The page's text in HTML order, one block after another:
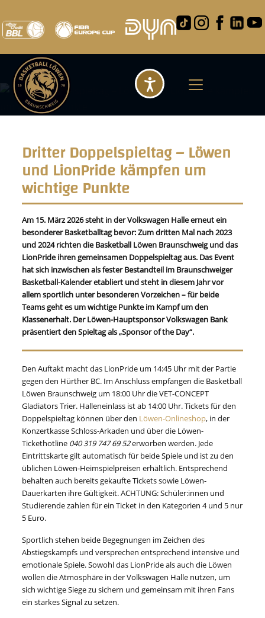
Dritter Doppelspieltag – Löwen
und LionPride kämpfen um
wichtige Punkte
Am 15. März 2026 steht in der Volkswagen Halle erneut ein
besonderer Basketballtag bevor: Zum dritten Mal nach 2023
und 2024 richten die Basketball Löwen Braunschweig und das
LionPride ihren gemeinsamen Doppelspieltag aus. Das Event
hat sich inzwischen als fester Bestandteil im Braunschweiger
Basketball-Kalender etabliert und steht in diesem Jahr vor
allem sportlich unter besonderen Vorzeichen – für beide
Teams geht es um wichtige Punkte im Kampf um den
Klassenerhalt. Der Löwen-Hauptsponsor Volkswagen Bank
präsentiert den Spieltag als „Sponsor of the Day“.
Den Auftakt macht das LionPride um 14:45 Uhr mit der Partie
gegen den Hürther BC. Im Anschluss empfangen die Basketball
Löwen Braunschweig um 18:00 Uhr die VET-CONCEPT
Gladiators Trier. Halleneinlass ist ab 14:00 Uhr. Tickets für den
Doppelspieltag können über den Löwen-Onlineshop, in der
Konzertkasse Schloss-Arkaden und über die Löwen-
Tickethotline 040 319 747 69 52erworben werden. Jede
Eintrittskarte gilt automatisch für beide Spiele und ist zu den
üblichen Löwen-Heimspielpreisen erhältlich. Entsprechend
behalten auch bereits gekaufte Tickets sowie Löwen-
Dauerkarten ihre Gültigkeit. ACHTUNG: Schüler:innen und
Studierende zahlen für ein Ticket in den Kategorien 4 und 5 nur
5 Euro.
Sportlich stehen beide Begegnungen im Zeichen des
Abstiegskampfs und versprechen entsprechend intensive und
emotionale Spiele. Sowohl das LionPride als auch die Löwen
wollen die Atmosphäre in der Volkswagen Halle nutzen, um
sich wichtige Siege zu sichern und gemeinsam mit ihren Fans
ein starkes Signal zu setzen.